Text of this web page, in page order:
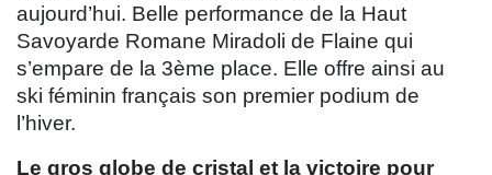
aujourd’hui. Belle performance de la Haut
Savoyarde Romane Miradoli de Flaine qui
s’empare de la 3ème place. Elle offre ainsi au
ski féminin français son premier podium de
l’hiver.
Le gros globe de cristal et la victoire pour